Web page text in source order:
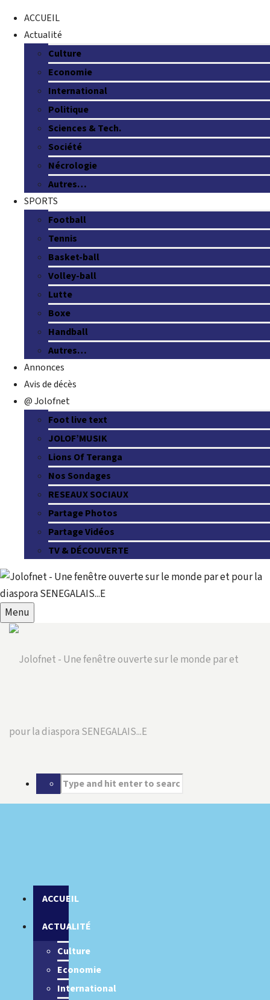
ACCUEIL
Actualité
Culture
Economie
International
Politique
Sciences & Tech.
Société
Nécrologie
Autres…
SPORTS
Football
Tennis
Basket-ball
Volley-ball
Lutte
Boxe
Handball
Autres…
Annonces
Avis de décès
@ Jolofnet
Foot live text
JOLOF’MUSIK
Lions Of Teranga
Nos Sondages
RESEAUX SOCIAUX
Partage Photos
Partage Vidéos
TV & DÉCOUVERTE
Menu
ACCUEIL
ACTUALITÉ
Culture
Economie
International